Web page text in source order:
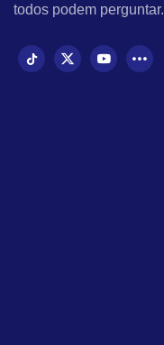
todos podem perguntar.